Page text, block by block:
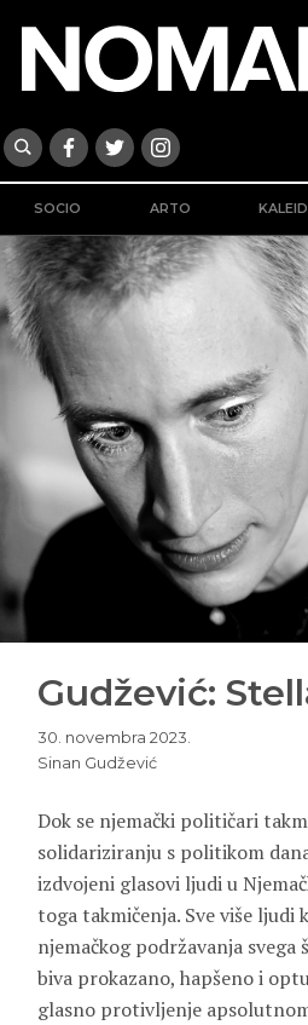
SOCIO ARTO
Gudžević:
30. novembra 2023.
Sinan Gudžević
Dok se njemački političari
solidariziranju s politikom
izdvojeni glasovi ljudi u
toga takmičenja. Sve više
njemačkog podržavanja
biva prokazano, hapšeno i
glasno protivljenje